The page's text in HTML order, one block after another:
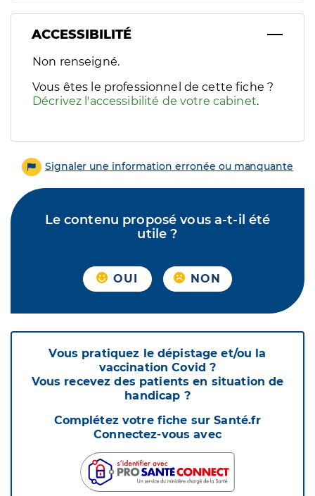
ACCESSIBILITÉ
Filtres
Sélectionnez un ou plusieurs handicaps/besoins
Non renseigné.
Vous êtes le professionnel de cette fiche ?
Décrivez l'accessibilité de votre cabinet.
Signaler une information erronée ou manquante
Le contenu proposé vous a-t-il été
utile ?
OUI NON
Vous pratiquez le dépistage et/ou la
vaccination Covid ?
Vous recevez des patients en situation de
handicap ?
Complétez votre fiche sur Santé.fr
Connectez-vous avec